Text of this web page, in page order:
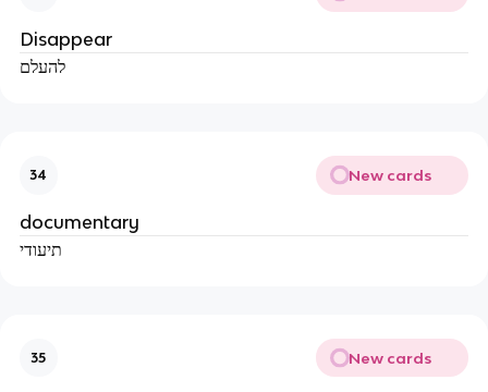
Disappear
להעלם
34 New cards
documentary
תיעודי
35 New cards